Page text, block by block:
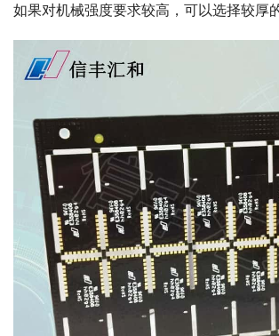
如果对机械强度要求较高，可以选择较厚